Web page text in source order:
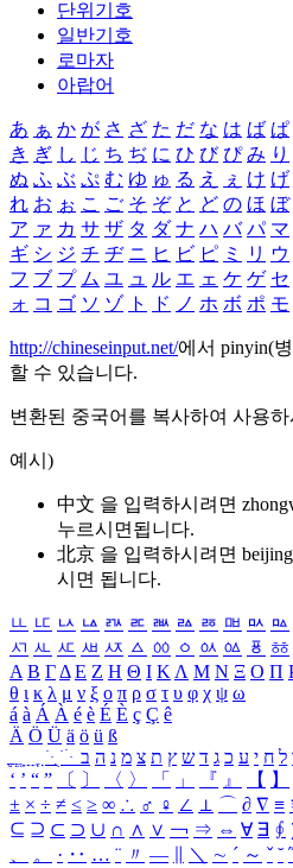
단위기호
일반기호
로마자
아랍어
あ ぁ か が さ ざ た だ な は ば ぱ
き ぎ し じ ち ぢ に ひ び ぴ み り
ぬ ふ ぶ ぷ む ゆ ゅ る え ぇ け げ
れ お ぉ こ ご そ ぞ と ど の ほ ぼ
ア ァ カ サ ザ タ ダ ナ ハ バ パ マ
ギ シ ジ チ ヂ ニ ヒ ビ ピ ミ リ ウ
フ ブ プ ム ユ ュ ル エ ェ ケ ゲ セ
ォ コ ゴ ソ ゾ ト ド ノ ホ ボ ポ モ
http://chineseinput.net/에서 pinyin(
할 수 있습니다.
변환된 중국어를 복사하여 사용
예시)
中文 을 입력하시려면
누르시면됩니다.
北京 을 입력하시려면 beijing
시면 됩니다.
ㅥ ㅦ ㅧ ㅨ ㅩ ㅪ ㅫ ㅬ ㅭ ㅮ ㅯ ㅰ
ㅺ ㅻ ㅼ ㅽ ㅾ ㅿ ㆀ ㆁ ㆂ ㆃ ㆄ ㆅ
Α Β ΓΔ Ε Ζ Η Θ Ι ΚΛ Μ Ν Ξ Ο Π
θ ι κ λ μ ν ξ ο π ρ σ τ υ φ χ ψ ω
á à Á À é è É È ç Ç ê
Ä Ö Ü ä ö ü ß
ִֶֹ ֻּ ׁׂ ל ח י ע כ ג ד ש ץ ת צ מ נ ה ב
‘ ’ “ ” 〔 〕 〈 〉 「 」 『 』 【 】
± × ÷ ≠ ≤ ≥ ∞ ∴ ♂ ♀ ∠ ⊥ ⌒ ∂ ∇ ≡
⊆ ⊇ ⊂ ⊃ ∪ ∩ ∧ ∨ ￢ ⇒ ⇔ ∀ ∃ ∮
、
。 · ‥ … ¨ 〃 ― ＼ ∼ ´ ～ ˇ ˘ ˝